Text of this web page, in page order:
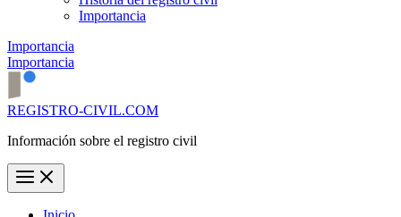
Importancia
Importancia
Importancia
REGISTRO-CIVIL.COM
Información sobre el registro civil